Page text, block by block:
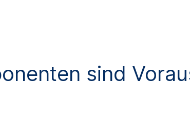
sind